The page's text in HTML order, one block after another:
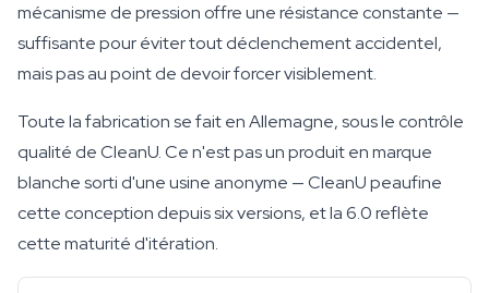
mécanisme de pression offre une résistance constante —
suffisante pour éviter tout déclenchement accidentel,
mais pas au point de devoir forcer visiblement.
Toute la fabrication se fait en Allemagne, sous le contrôle
qualité de CleanU. Ce n'est pas un produit en marque
blanche sorti d'une usine anonyme — CleanU peaufine
cette conception depuis six versions, et la 6.0 reflète
cette maturité d'itération.